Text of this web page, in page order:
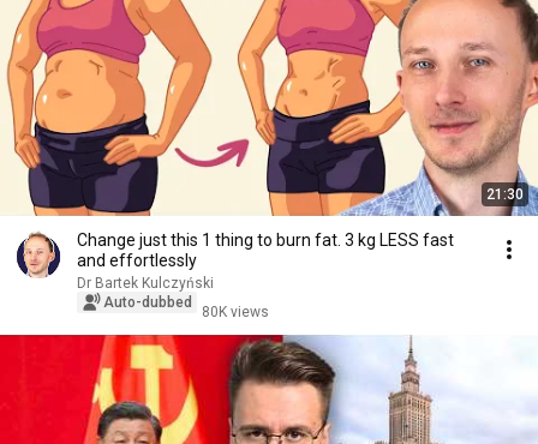
21:30
Change just this 1 thing to burn fat. 3 kg LESS fast
and effortlessly
Dr Bartek Kulczyński
Auto-dubbed
80K views